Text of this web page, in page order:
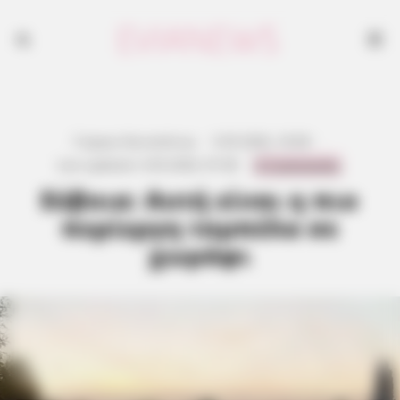
Εύβοια: Αυτή είναι η πιο
περίεργη ταμπέλα σε
χωράφι